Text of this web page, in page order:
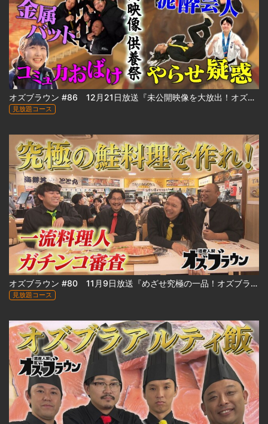
オズブラウン #86 12月21日放送『未公開映像を大放出！オズブラ供養祭 2025 冬』
見放題コース
オズブラウン #80 11月9日放送『めざせ究極の一品！オズブラアルティ飯（前編）』
見放題コース